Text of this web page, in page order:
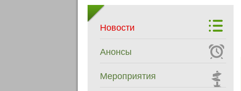
Новости
Анонсы
Мероприятия